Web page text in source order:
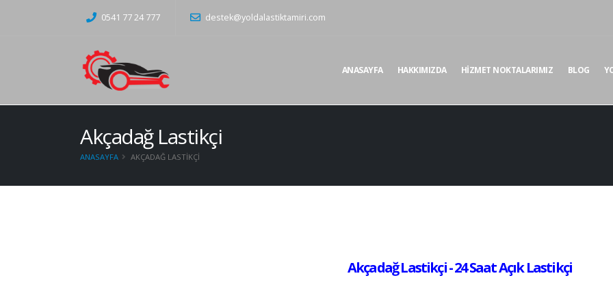
0541 77 24 777 destek@yoldalastiktamiri.com
ANASAYFA HAKKIMIZDA HIZMET NOKTALARIMIZ BLOG
Akçadağ Lastikçi
ANASAYFA AKÇADAĞ LASTIKÇI
Akçadağ Lastikçi - 24 Saat Açık Lastikçi